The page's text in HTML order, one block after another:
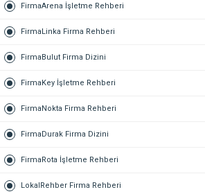
FirmaArena İşletme Rehberi
FirmaLinka Firma Rehberi
FirmaBulut Firma Dizini
FirmaKey İşletme Rehberi
FirmaNokta Firma Rehberi
FirmaDurak Firma Dizini
FirmaRota İşletme Rehberi
LokalRehber Firma Rehberi